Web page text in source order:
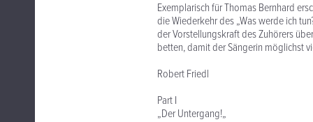
Exemplarisch für Thomas Bernhard
die Wiederkehr des „Was werde ich
der Vorstellungskraft des Zuhörers
betten, damit der Sängerin möglichst
Robert Friedl
Part I
„Der Untergang!„